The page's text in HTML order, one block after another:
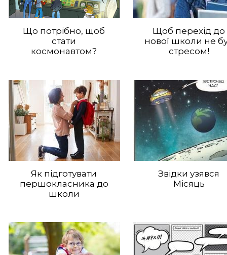
Що потрібно, щоб
стати
космонавтом?
Щоб перехід до
нової школи не
стресом!
Як підготувати
першокласника до
школи
Звідки узявся
Місяць